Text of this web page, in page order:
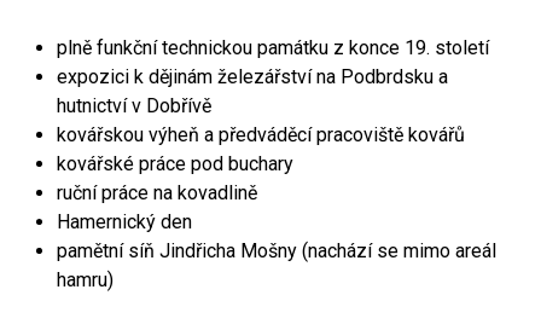
plně funkční technickou památku z konce 19. století
expozici k dějinám železářství na Podbrdsku a
hutnictví v Dobřívě
kovářskou výheň a předváděcí pracoviště kovářů
kovářské práce pod buchary
ruční práce na kovadlině
Hamernický den
pamětní síň Jindřicha Mošny (nachází se mimo areál
hamru)